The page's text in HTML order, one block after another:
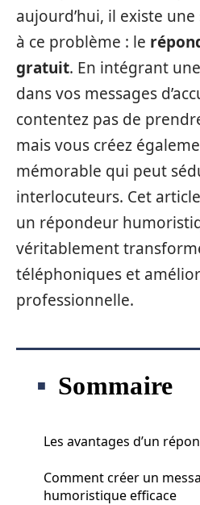
aujourd’hui, il existe
à ce problème : le
gratuit. En intégrant
dans vos messages
contentez pas de
mais vous créez
mémorable qui peut
interlocuteurs. Cet
un répondeur
véritablement
téléphoniques et
professionnelle.
Sommaire
Les avantages d’un
Comment créer un
humoristique efficace